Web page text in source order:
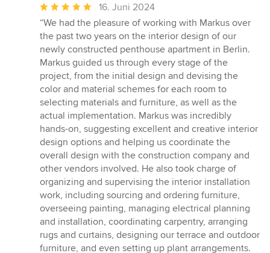
Durchschnittliche
Bewertung:
5
von
5
Sternen
16. Juni 2024
“We had the pleasure of working with Markus over
the past two years on the interior design of our
newly constructed penthouse apartment in Berlin.
Markus guided us through every stage of the
project, from the initial design and devising the
color and material schemes for each room to
selecting materials and furniture, as well as the
actual implementation. Markus was incredibly
hands-on, suggesting excellent and creative interior
design options and helping us coordinate the
overall design with the construction company and
other vendors involved. He also took charge of
organizing and supervising the interior installation
work, including sourcing and ordering furniture,
overseeing painting, managing electrical planning
and installation, coordinating carpentry, arranging
rugs and curtains, designing our terrace and outdoor
furniture, and even setting up plant arrangements.